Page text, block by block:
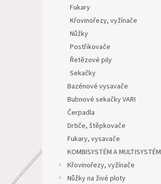
Fukary
Křovinořezy, vyžínače
Nůžky
Postřikovače
Řetězové pily
Sekačky
Bazénové vysavače
Bubnové sekačky VARI
Čerpadla
Drtiče, štěpkovače
Fukary, vysavače
KOMBISYSTÉM A MULTISYSTÉM
Křovinořezy, vyžínače
Nůžky na živé ploty